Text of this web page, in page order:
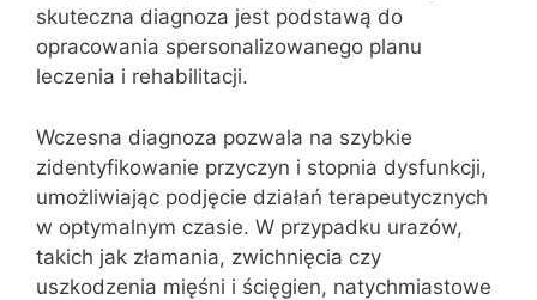
skuteczna diagnoza jest podstawą do
opracowania spersonalizowanego planu
leczenia i rehabilitacji.
Wczesna diagnoza pozwala na szybkie
zidentyfikowanie przyczyn i stopnia dysfunkcji,
umożliwiając podjęcie działań terapeutycznych
w optymalnym czasie. W przypadku urazów,
takich jak złamania, zwichnięcia czy
uszkodzenia mięśni i ścięgien, natychmiastowe